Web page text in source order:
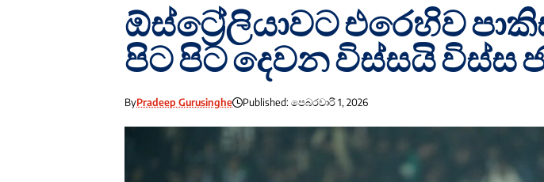
ඕස්ට්‍රේලියාවට එරෙහිව
පිට පිට දෙවන විස්සයි විස්ස
ByPradeep Gurusinghe Published: පෙබරවාරි 1, 2026